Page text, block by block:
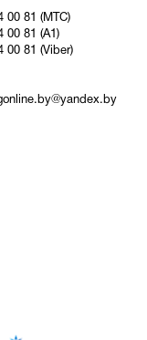
00 81 (МТС)
00 81 (A1)
00 81 (Viber)